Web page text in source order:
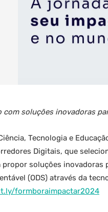
soluções inovadoras
Tecnologia e
Digitais, que
soluções inovadoras
(ODS) através da
formboraimpactar2024